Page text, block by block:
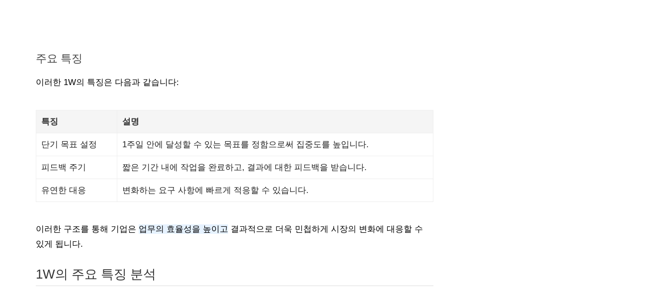
주요 특징
이러한 1W의 특징은 다음과 같습니다:
특징 설명
단기 목표 설정 1주일 안에 달성할 수 있는 목표를 정함으로써 집중도를 높입니다.
피드백 주기 짧은 기간 내에 작업을 완료하고, 결과에 대한 피드백을 받습니다.
유연한 대응 변화하는 요구 사항에 빠르게 적응할 수 있습니다.
이러한 구조를 통해 기업은 업무의 효율성을 높이고 결과적으로 더욱 민첩하게 시장의 변화에 대응할 수
있게 됩니다.
1W의 주요 특징 분석